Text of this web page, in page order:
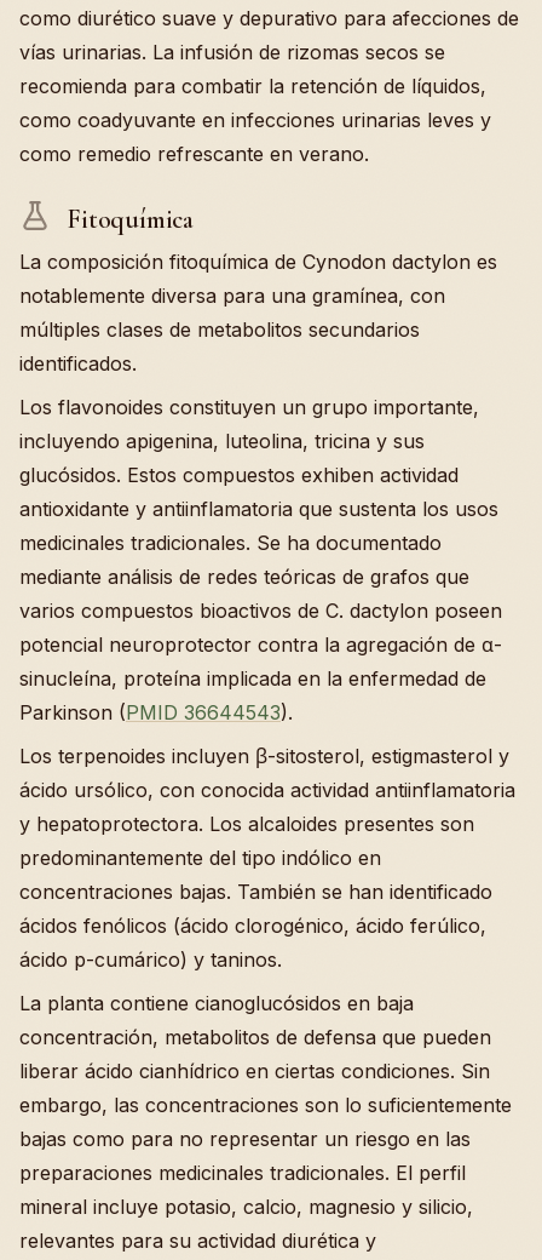
como diurético suave y depurativo para afecciones de
vías urinarias. La infusión de rizomas secos se
recomienda para combatir la retención de líquidos,
como coadyuvante en infecciones urinarias leves y
como remedio refrescante en verano.
Fitoquímica
La composición fitoquímica de Cynodon dactylon es
notablemente diversa para una gramínea, con
múltiples clases de metabolitos secundarios
identificados.
Los flavonoides constituyen un grupo importante,
incluyendo apigenina, luteolina, tricina y sus
glucósidos. Estos compuestos exhiben actividad
antioxidante y antiinflamatoria que sustenta los usos
medicinales tradicionales. Se ha documentado
mediante análisis de redes teóricas de grafos que
varios compuestos bioactivos de C. dactylon poseen
potencial neuroprotector contra la agregación de α-
sinucleína, proteína implicada en la enfermedad de
Parkinson (PMID 36644543).
Los terpenoides incluyen β-sitosterol, estigmasterol y
ácido ursólico, con conocida actividad antiinflamatoria
y hepatoprotectora. Los alcaloides presentes son
predominantemente del tipo indólico en
concentraciones bajas. También se han identificado
ácidos fenólicos (ácido clorogénico, ácido ferúlico,
ácido p-cumárico) y taninos.
La planta contiene cianoglucósidos en baja
concentración, metabolitos de defensa que pueden
liberar ácido cianhídrico en ciertas condiciones. Sin
embargo, las concentraciones son lo suficientemente
bajas como para no representar un riesgo en las
preparaciones medicinales tradicionales. El perfil
mineral incluye potasio, calcio, magnesio y silicio,
relevantes para su actividad diurética y